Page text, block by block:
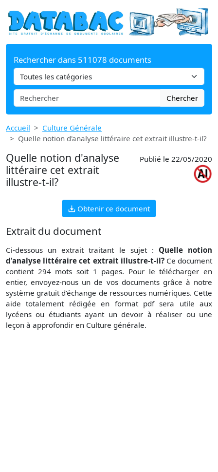
Rechercher dans 511078 documents
Chercher
Accueil
Culture Générale
Quelle notion d'analyse littéraire cet extrait illustre-t-il?
Quelle notion d'analyse
littéraire cet extrait
illustre-t-il?
Publié le 22/05/2020
Obtenir ce document
Extrait du document
Ci-dessous un extrait traitant le sujet : Quelle notion
d'analyse littéraire cet extrait illustre-t-il?Ce document
contient 294 mots soit 1 pages. Pour le télécharger en
entier, envoyez-nous un de vos documents grâce à notre
système gratuit d’échange de ressources numériques. Cette
aide totalement rédigée en format pdf sera utile aux
lycéens ou étudiants ayant un devoir à réaliser ou une
leçon à approfondir en Culture générale.